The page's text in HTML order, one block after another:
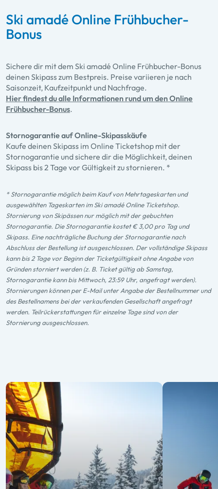
Ski amadé Online Frühbucher-
Bonus
Sichere dir mit dem Ski amadé Online Frühbucher-Bonus
deinen Skipass zum Bestpreis. Preise variieren je nach
Saisonzeit, Kaufzeitpunkt und Nachfrage.
Hier findest du alle Informationen rund um den Online
Frühbucher-Bonus.
Stornogarantie auf Online-Skipasskäufe
Kaufe deinen Skipass im Online Ticketshop mit der
Stornogarantie und sichere dir die Möglichkeit, deinen
Skipass bis 2 Tage vor Gültigkeit zu stornieren. *
* Stornogarantie möglich beim Kauf von Mehrtageskarten und
ausgewählten Tageskarten im Ski amadé Online Ticketshop.
Stornierung von Skipässen nur möglich mit der gebuchten
Stornogarantie. Die Stornogarantie kostet € 3,00 pro Tag und
Skipass. Eine nachträgliche Buchung der Stornogarantie nach
Abschluss der Bestellung ist ausgeschlossen. Der vollständige Skipass
kann bis 2 Tage vor Beginn der Ticketgültigkeit ohne Angabe von
Gründen storniert werden (z. B. Ticket gültig ab Samstag,
Stornogarantie kann bis Mittwoch, 23:59 Uhr, angefragt werden).
Stornierungen können per E-Mail unter Angabe der Bestellnummer und
des Bestellnamens bei der verkaufenden Gesellschaft angefragt
werden. Teilrückerstattungen für einzelne Tage sind von der
Stornierung ausgeschlossen.